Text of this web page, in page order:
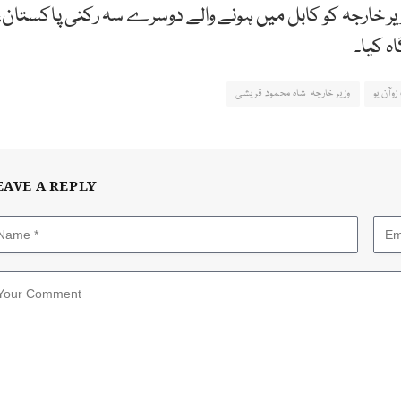
خارجہ کو کابل میں ہونے والے دوسرے سہ رکنی
کیا۔
یو وزیر خارجہ شاہ محمود قریشی
A REPLY